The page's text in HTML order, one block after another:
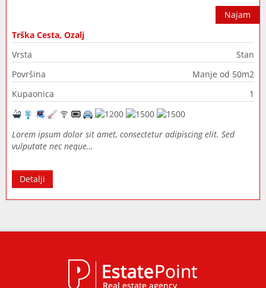
Najam
Trška Cesta, Ozalj
Vrsta
Stan
Površina
Manje od 50m2
Kupaonica
1
Lorem ipsum dolor sit amet, consectetur adipiscing elit. Sed
vulputate nec neque…
Detalji